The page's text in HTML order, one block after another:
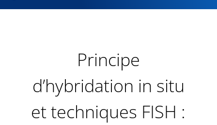
Principe
d’hybridation in situ
et techniques FISH :